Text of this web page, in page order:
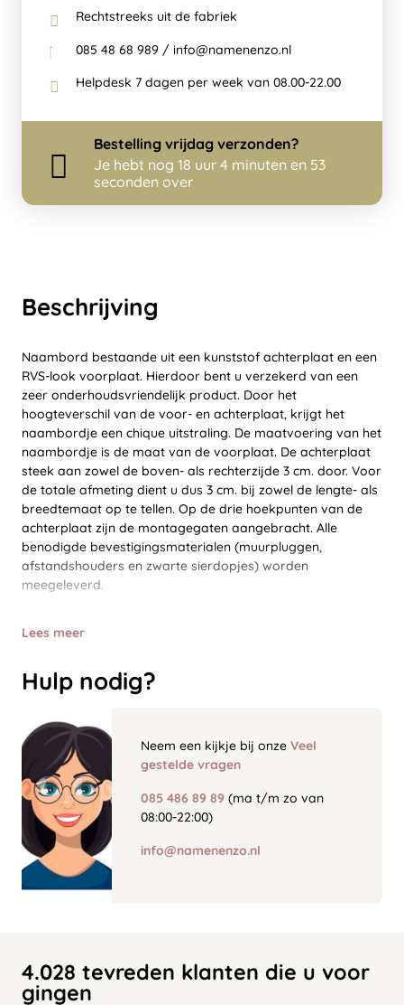
Beschrijving
Naambord bestaande uit een kunststof achterplaat en een
RVS-look voorplaat. Hierdoor bent u verzekerd van een
zeer onderhoudsvriendelijk product. Door het
hoogteverschil van de voor- en achterplaat, krijgt het
naambordje een chique uitstraling. De maatvoering van het
naambordje is de maat van de voorplaat. De achterplaat
steek aan zowel de boven- als rechterzijde 3 cm. door. Voor
de totale afmeting dient u dus 3 cm. bij zowel de lengte- als
breedtemaat op te tellen. Op de drie hoekpunten van de
achterplaat zijn de montagegaten aangebracht. Alle
benodigde bevestigingsmaterialen (muurpluggen,
afstandshouders en zwarte sierdopjes) worden
meegeleverd.
Lees meer
Hulp nodig?
Neem een kijkje bij onze Veel
gestelde vragen
085 486 89 89 (ma t/m zo van
08:00-22:00)
info@namenenzo.nl
Rechtstreeks uit de fabriek
085 48 68 989 / info@namenenzo.nl
Helpdesk 7 dagen per week van 08.00-22.00
Bestelling vrijdag verzonden?
Je hebt nog 18 uur 4 minuten en 53
seconden over
4.028 tevreden klanten die u voor
gingen